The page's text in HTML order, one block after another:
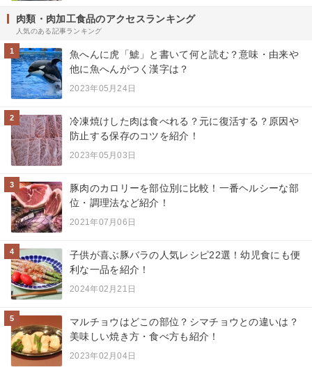
肉類・肉加工食品のアクセスランキング
人気のある記事ランキング
1
魚へんに虎「鯱」と書いて何と読む？意味・由来や
他に魚へんがつく漢字は？
2023年05月24日
2
冷凍焼けした肉は食べれる？元に復活する？原因や
防止する保存のコツを紹介！
2023年05月03日
3
豚肉のカロリーを部位別に比較！一番ヘルシーな部
位・調理法など紹介！
2021年07月06日
4
子供が喜ぶ豚バラの人気レシピ22選！幼児食にも便
利な一品を紹介！
2024年02月21日
5
マルチョウはどこの部位？シマチョウとの違いは？
美味しい焼き方・食べ方も紹介！
2023年02月04日